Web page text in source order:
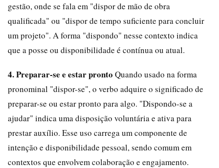
gestão, onde se fala em "dispor de mão de obra
qualificada" ou "dispor de tempo suficiente para concluir
um projeto". A forma "dispondo" nesse contexto indica
que a posse ou disponibilidade é contínua ou atual.
4. Preparar-se e estar pronto Quando usado na forma
pronominal "dispor-se", o verbo adquire o significado de
preparar-se ou estar pronto para algo. "Dispondo-se a
ajudar" indica uma disposição voluntária e ativa para
prestar auxílio. Esse uso carrega um componente de
intenção e disponibilidade pessoal, sendo comum em
contextos que envolvem colaboração e engajamento.